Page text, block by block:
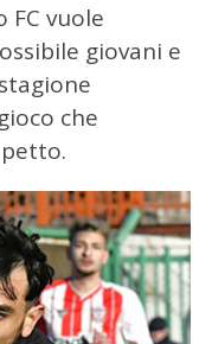
FC vuole
giovani e
che